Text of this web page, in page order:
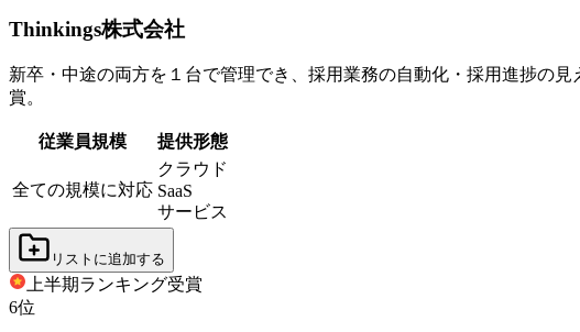
Thinkings株式会社
新卒・中途の両方を１台で管理でき、採用業務の自動化・採用進捗の
賞。
従業員規模 提供形態
全ての規模に対応
クラウド
SaaS
サービス
リストに追加する
上半期ランキング受賞
6位